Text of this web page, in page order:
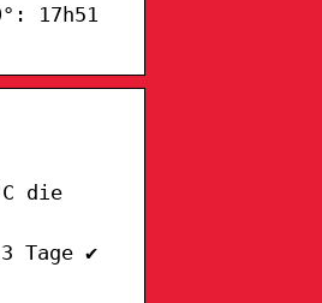
17h51
die
Tage ✔